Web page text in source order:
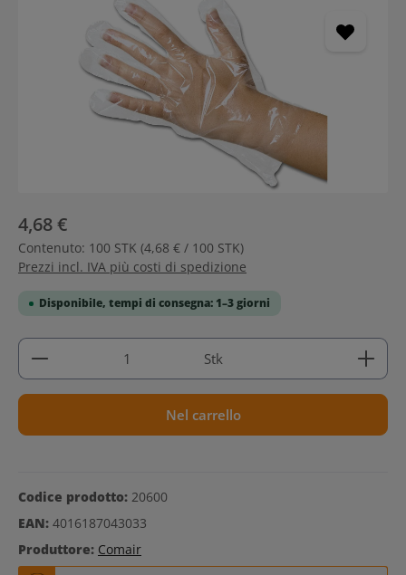
4,68 €
Contenuto: 100 STK (4,68 € / 100 STK)
Prezzi incl. IVA più costi di spedizione
Disponibile, tempi di consegna: 1–3 giorni
Quantità del prodotto: inserisci la quantità
Stk
Nel carrello
Codice prodotto: 20600
EAN: 4016187043033
Produttore: Comair